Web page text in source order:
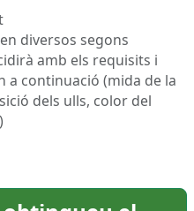
diversos segons
amb els requisits i
a continuació (mida de la
dels ulls, color del